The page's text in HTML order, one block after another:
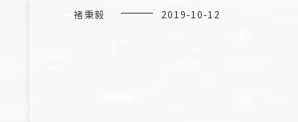
褚秉毅 2019-10-12